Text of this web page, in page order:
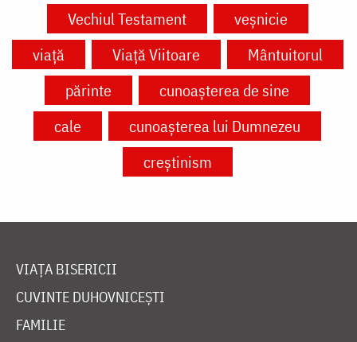
Vechiul Testament
veșnicie
viață
Viață Viitoare
Mântuitorul
părinte
cunoașterea de sine
cale
cunoașterea lui Dumnezeu
creștinism
VIAȚA BISERICII
CUVINTE DUHOVNICEȘTI
FAMILIE